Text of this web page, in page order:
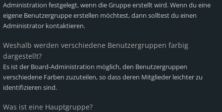
Administration festgelegt, wenn die Gruppe erstellt wird. Wenn du eine
eigene Benutzergruppe erstellen möchtest, dann solltest du einen
Administrator kontaktieren.
Weshalb werden verschiedene Benutzergruppen farbig
dargestellt?
Es ist der Board-Administration möglich, den Benutzergruppen
verschiedene Farben zuzuteilen, so dass deren Mitglieder leichter zu
identifizieren sind.
Was ist eine Hauptgruppe?